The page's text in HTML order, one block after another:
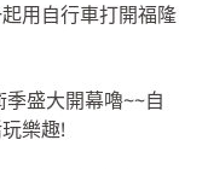
用自行車打開福隆
盛大開幕嚕~~自
樂趣!